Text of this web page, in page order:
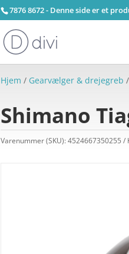
7876 8672 - Denne side er et
Hjem / Gearvælger & drejegreb
Shimano
Varenummer (SKU):4524667350255